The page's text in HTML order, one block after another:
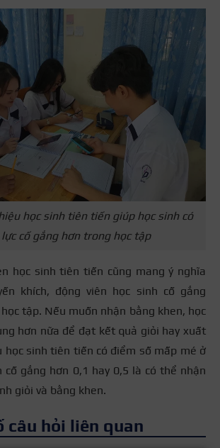
học sinh tiên tiến giúp học sinh có
cố gắng hơn trong học tập
học sinh tiên tiến cũng mang ý nghĩa
khích, động viên học sinh cố gắng
tập. Nếu muốn nhận bằng khen, học
hơn nữa để đạt kết quả giỏi hay xuất
học sinh tiên tiến có điểm số mấp mé ở
cố gắng hơn 0,1 hay 0,5 là có thể nhận
giỏi và bằng khen.
câu hỏi liên quan